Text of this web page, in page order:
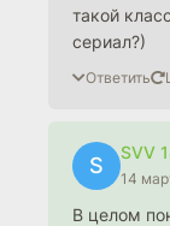
такой
сериал?)
Ответить
S
SVV
14
В целом